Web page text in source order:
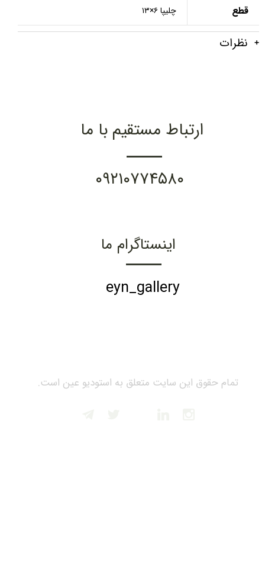
قطع چلیپا ۶×۱۳
نظرات
تمام حقوق این سایت متعلق به استودیو عین است.
ارتباط مستقیم با ما
۰۹۲۱۰۷۷۴۵۸۰
اینستاگرام ما
eyn_gallery